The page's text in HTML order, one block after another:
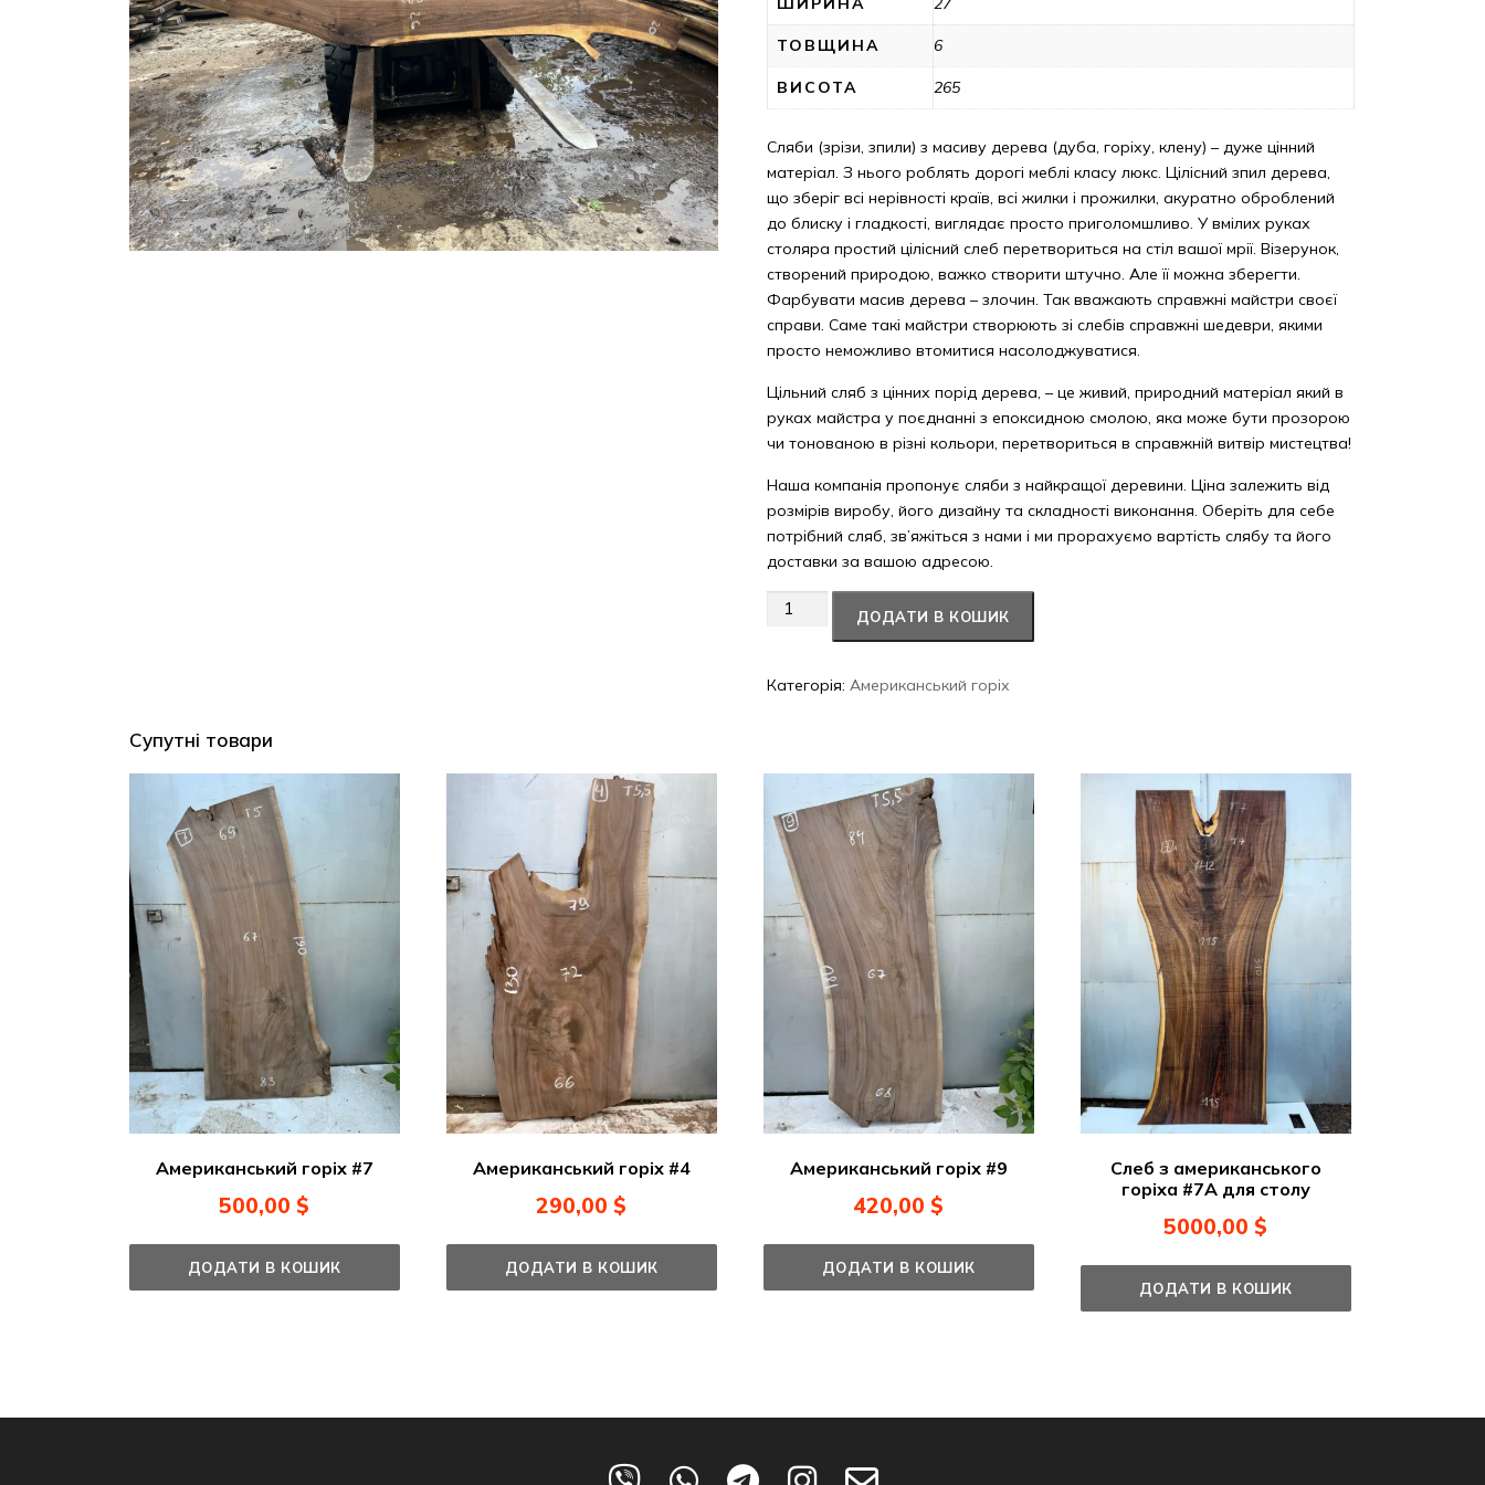
ТОВЩИНА 6
ВИСОТА 265
Сляби (зрізи, зпили) з масиву дерева (дуба, горіху, клену) – дуже цінний
матеріал. З нього роблять дорогі меблі класу люкс. Цілісний зпил дерева,
що зберіг всі нерівності країв, всі жилки і прожилки, акуратно оброблений
до блиску і гладкості, виглядає просто приголомшливо. У вмілих руках
столяра простий цілісний слеб перетвориться на стіл вашої мрії. Візерунок,
створений природою, важко створити штучно. Але її можна зберегти.
Фарбувати масив дерева – злочин. Так вважають справжні майстри своєї
справи. Саме такі майстри створюють зі слебів справжні шедеври, якими
просто неможливо втомитися насолоджуватися.
Цільний сляб з цінних порід дерева, – це живий, природний матеріал який в
руках майстра у поєднанні з епоксидною смолою, яка може бути прозорою
чи тонованою в різні кольори, перетвориться в справжній витвір мистецтва!
Наша компанія пропонує сляби з найкращої деревини. Ціна залежить від
розмірів виробу, його дизайну та складності виконання. Оберіть для себе
потрібний сляб, зв’яжіться з нами і ми прорахуємо вартість слябу та його
доставки за вашою адресою.
Американський
кількість
ДОДАТИ В КОШИК
Категорія:Американський горіх
Супутні товари
Американський горіх #7
500,00$
ДОДАТИ В КОШИК
Американський горіх #4
290,00$
ДОДАТИ В КОШИК
Американський горіх #9
420,00$
ДОДАТИ В КОШИК
Слеб з американського
горіха #7А для столу
5000,00$
ДОДАТИ В КОШИК